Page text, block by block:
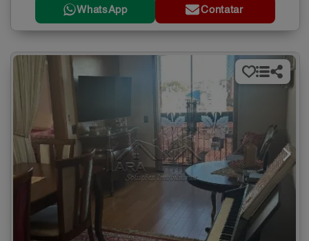
WhatsApp Contatar